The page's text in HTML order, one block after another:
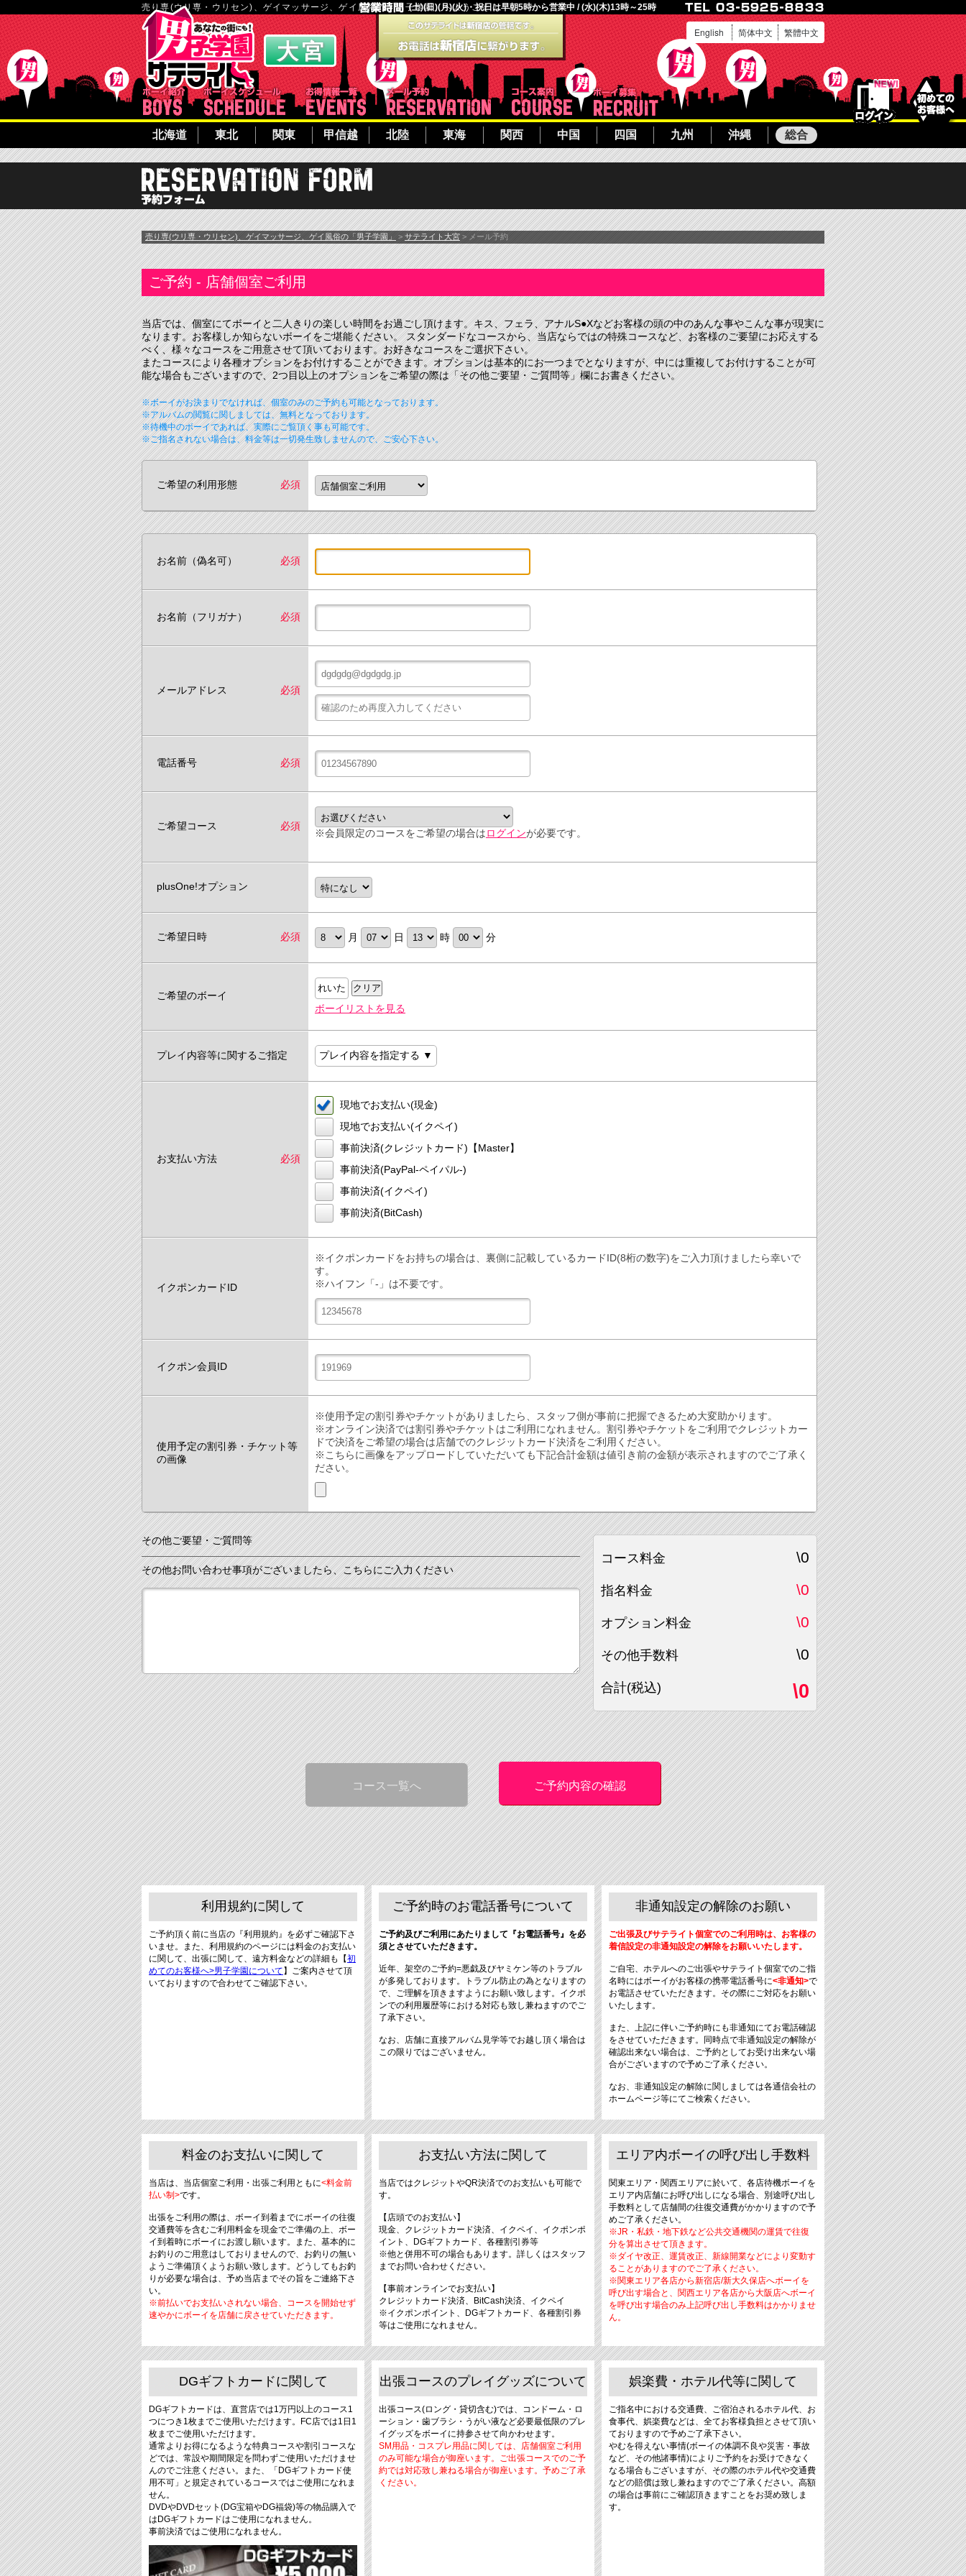
売り専(ウリ専・ウリセン)、ゲイマッサージ、ゲイ風俗の「男子学園」へようこそ！(土)(日)(月)(火)・祝日は早朝5時から営業中 / (水)(木)13時～25時
English 简体中文 繁體中文
北海道 東北 関東 甲信越 北陸 東海 関西 中国 四国 九州 沖縄 総合
ボーイ紹介 ボーイシフト イベント一覧 メール予約 コース案内 ボーイ募集
ログイン
売り専(ウリ専・ウリセン)、ゲイマッサージ、ゲイ風俗の「男子学園」 > サテライト大宮 > メール予約
ご予約 - 店舗個室ご利用
当店では、個室にてボーイと二人きりの楽しい時間をお過ごし頂けます。キス、フェラ、アナルS●Xなどお客様の頭の中のあんな事やこんな事が現実に
なります。お客様しか知らないボーイをご堪能ください。 スタンダードなコースから、当店ならではの特殊コースなど、お客様のご要望にお応えする
べく、様々なコースをご用意させて頂いております。お好きなコースをご選択下さい。
またコースにより各種オプションをお付けすることができます。オプションは基本的にお一つまでとなりますが、中には重複してお付けすることが可
能な場合もございますので、2つ目以上のオプションをご希望の際は「その他ご要望・ご質問等」欄にお書きください。
※ボーイがお決まりでなければ、個室のみのご予約も可能となっております。
※アルバムの閲覧に関しましては、無料となっております。
※待機中のボーイであれば、実際にご覧頂く事も可能です。
※ご指名されない場合は、料金等は一切発生致しませんので、ご安心下さい。
ご希望の利用形態 必須
お名前（偽名可） 必須
お名前（フリガナ） 必須
メールアドレス 必須
電話番号 必須
ご希望コース 必須
※会員限定のコースをご希望の場合はログインが必要です。
plusOne!オプション
ご希望日時 必須 月 日 時 分
ご希望のボーイ
クリア
ボーイリストを見る
プレイ内容等に関するご指定 プレイ内容を指定する ▼
※出張でのご利用等の際にはご要望に沿えられない場合がございます。
お支払い方法 必須
現地でお支払い(現金)
現地でお支払い(イクペイ)
事前決済(クレジットカード)【Master】
事前決済(PayPal-ペイパル-)
事前決済(イクペイ)
事前決済(BitCash)
イクポンカードID
※イクポンカードをお持ちの場合は、裏側に記載しているカードID(8桁の数字)をご入力頂けましたら幸いで
す。
※ハイフン「-」は不要です。
イクポン会員ID
使用予定の割引券・チケット等
の画像
※使用予定の割引券やチケットがありましたら、スタッフ側が事前に把握できるため大変助かります。
※オンライン決済では割引券やチケットはご利用になれません。割引券やチケットをご利用でクレジットカー
ドで決済をご希望の場合は店舗でのクレジットカード決済をご利用ください。
※こちらに画像をアップロードしていただいても下記合計金額は値引き前の金額が表示されますのでご了承く
ださい。
その他ご要望・ご質問等
その他お問い合わせ事項がございましたら、こちらにご入力ください
コース料金 \0
指名料金 \0
オプション料金 \0
その他手数料 \0
合計(税込) \0
コース一覧へ ご予約内容の確認
利用規約に関して
ご予約頂く前に当店の『利用規約』を必ずご確認下さ
いませ。また、利用規約のページには料金のお支払い
に関して、出張に関して、遠方料金などの詳細も【初
めてのお客様へ>男子学園について 】ご案内させて頂
いておりますので合わせてご確認下さい。
ご予約時のお電話番号について
ご予約及びご利用にあたりまして『お電話番号』を必
須とさせていただきます。
近年、架空のご予約=悪戯及びヤミケン等のトラブル
が多発しております。トラブル防止の為となりますの
で、ご理解を頂きますようにお願い致します。イクポ
ンでの利用履歴等における対応も致し兼ねますのでご
了承下さい。
なお、店舗に直接アルバム見学等でお越し頂く場合は
この限りではございません。
非通知設定の解除のお願い
ご出張及びサテライト個室でのご利用時は、お客様の
着信設定の非通知設定の解除をお願いいたします。
ご自宅、ホテルへのご出張やサテライト個室でのご指
名時にはボーイがお客様の携帯電話番号に<非通知>で
お電話させていただきます。その際にご対応をお願い
いたします。
また、上記に伴いご予約時にも非通知にてお電話確認
をさせていただきます。同時点で非通知設定の解除が
確認出来ない場合は、ご予約としてお受け出来ない場
合がございますので予めご了承ください。
なお、非通知設定の解除に関しましては各通信会社の
ホームページ等にてご検索ください。
料金のお支払いに関して
当店は、当店個室ご利用・出張ご利用ともに<料金前
払い制>です。
出張をご利用の際は、ボーイ到着までにボーイの往復
交通費等を含むご利用料金を現金でご準備の上、ボー
イ到着時にボーイにお渡し願います。また、基本的に
お釣りのご用意はしておりませんので、お釣りの無い
ようご準備頂くようお願い致します。どうしてもお釣
りが必要な場合は、予め当店までその旨をご連絡下さ
い。
※前払いでお支払いされない場合、コースを開始せず
速やかにボーイを店舗に戻させていただきます。
お支払い方法に関して
当店ではクレジットやQR決済でのお支払いも可能で
す。
【店頭でのお支払い】
現金、クレジットカード決済、イクペイ、イクポンポ
イント、DGギフトカード、各種割引券等
※他と併用不可の場合もあります。詳しくはスタッフ
までお問い合わせください。
【事前オンラインでお支払い】
クレジットカード決済、BitCash決済、イクペイ
※イクポンポイント、DGギフトカード、各種割引券
等はご使用になれません。
エリア内ボーイの呼び出し手数料
関東エリア・関西エリアに於いて、各店待機ボーイを
エリア内店舗にお呼び出しになる場合、別途呼び出し
手数料として店舗間の往復交通費がかかりますので予
めご了承ください。
※JR・私鉄・地下鉄など公共交通機関の運賃で往復
分を算出させて頂きます。
※ダイヤ改正、運賃改正、新線開業などにより変動す
ることがありますのでご了承ください。
※関東エリア各店から新宿店/新大久保店へボーイを
呼び出す場合と、関西エリア各店から大阪店へボーイ
を呼び出す場合のみ上記呼び出し手数料はかかりませ
ん。
DGギフトカードに関して
DGギフトカードは、直営店では1万円以上のコース1
つにつき1枚までご使用いただけます。FC店では1日1
枚までご使用いただけます。
通常よりお得になるような特典コースや割引コースな
どでは、常設や期間限定を問わずご使用いただけませ
んのでご注意ください。また、「DGギフトカード使
用不可」と規定されているコースではご使用になれま
せん。
DVDやDVDセット(DG宝箱やDG福袋)等の物品購入で
はDGギフトカードはご使用になれません。
事前決済ではご使用になれません。
出張コースのプレイグッズについて
出張コース(ロング・貸切含む)では、コンドーム・ロ
ーション・歯ブラシ・うがい液など必要最低限のプレ
イグッズをボーイに持参させて向かわせます。
SM用品・コスプレ用品に関しては、店舗個室ご利用
のみ可能な場合が御座います。ご出張コースでのご予
約では対応致し兼ねる場合が御座います。予めご了承
ください。
娯楽費・ホテル代等に関して
ご指名中における交通費、ご宿泊されるホテル代、お
食事代、娯楽費などは、全てお客様負担とさせて頂い
ておりますので予めご了承下さい。
やむを得えない事情(ボーイの体調不良や災害・事故
など、その他諸事情)によりご予約をお受けできなく
なる場合もございますが、その際のホテル代や交通費
などの賠償は致し兼ねますのでご了承ください。高額
の場合は事前にご確認頂きますことをお奨め致しま
す。